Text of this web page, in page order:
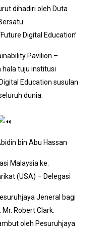
dihadiri oleh Duta
Digital Education’
Pavilion –
tuju institusi
Education susulan
dunia.
bin Abu Hassan
Malaysia ke:
(USA) – Delegasi
Jeneral bagi
Robert Clark.
oleh Pesuruhjaya